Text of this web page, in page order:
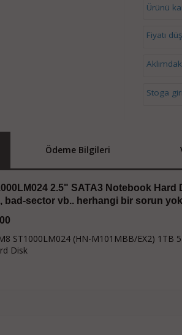
Ürünü
Fiyatı
Stoga
Ödeme Bilgileri
2.5" SATA3 Notebook Hard
, bad-sector vb.. herhangi bir sorun
ST1000LM024 (HN-M101MBB/EX2) 1TB
Disk